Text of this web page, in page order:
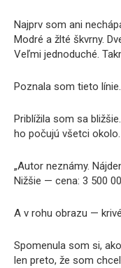
Najprv som ani
Modré a žlté škvrny.
Veľmi jednoduché.
Poznala som tieto
Priblížila som sa
ho počujú všetci
„Autor neznámy.
Nižšie — cena: 3 500
A v rohu obrazu —
Spomenula som si,
len preto, že som